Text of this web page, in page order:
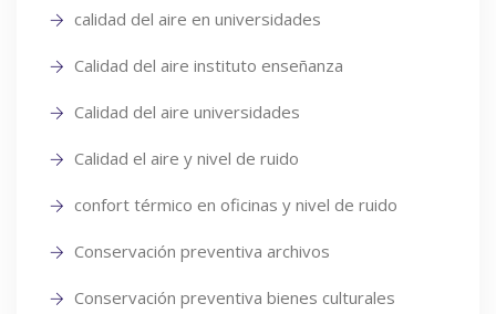
calidad del aire en universidades
Calidad del aire instituto enseñanza
Calidad del aire universidades
Calidad el aire y nivel de ruido
confort térmico en oficinas y nivel de ruido
Conservación preventiva archivos
Conservación preventiva bienes culturales